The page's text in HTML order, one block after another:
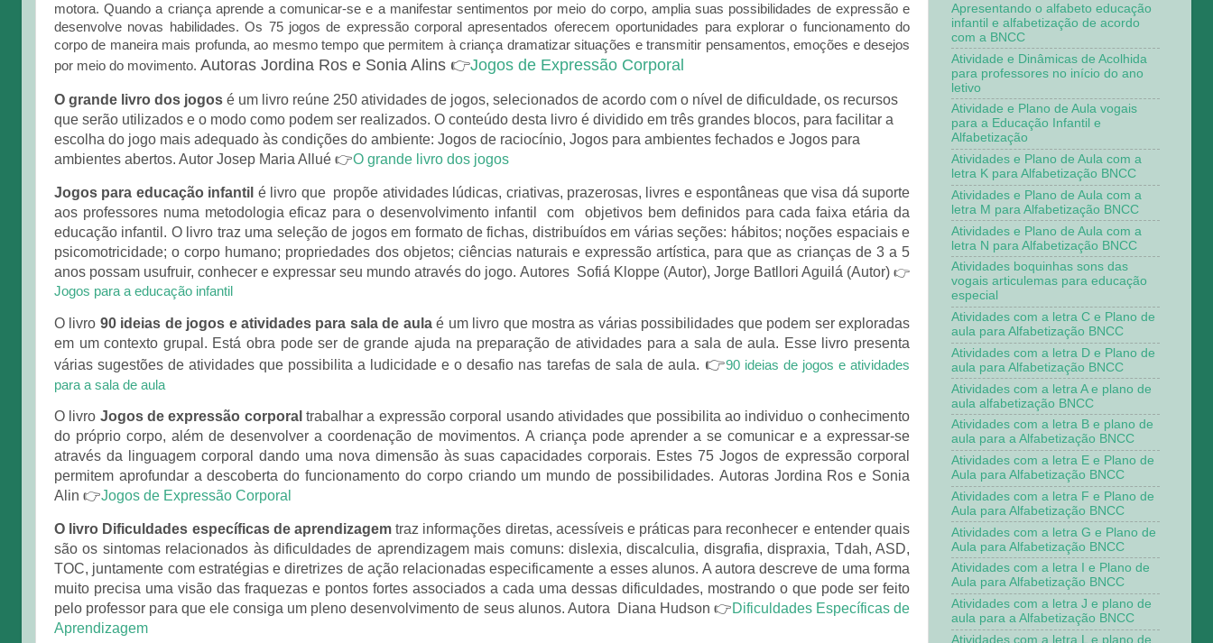
motora. Quando a criança aprende a comunicar-se e a manifestar sentimentos por meio do corpo, amplia suas possibilidades de expressão e
desenvolve novas habilidades. Os 75 jogos de expressão corporal apresentados oferecem oportunidades para explorar o funcionamento do
corpo de maneira mais profunda, ao mesmo tempo que permitem à criança dramatizar situações e transmitir pensamentos, emoções e desejos
por meio do movimento. Autoras Jordina Ros e Sonia Alins 👉Jogos de Expressão Corporal
O grande livro dos jogos é um livro reúne 250 atividades de jogos, selecionados de acordo com o nível de dificuldade, os recursos
que serão utilizados e o modo como podem ser realizados. O conteúdo desta livro é dividido em três grandes blocos, para facilitar a
escolha do jogo mais adequado às condições do ambiente: Jogos de raciocínio, Jogos para ambientes fechados e Jogos para
ambientes abertos. Autor Josep Maria Allué 👉O grande livro dos jogos
Jogos para educação infantil é livro que propõe atividades lúdicas, criativas, prazerosas, livres e espontâneas que visa dá suporte
aos professores numa metodologia eficaz para o desenvolvimento infantil com objetivos bem definidos para cada faixa etária da
educação infantil. O livro traz uma seleção de jogos em formato de fichas, distribuídos em várias seções: hábitos; noções espaciais e
psicomotricidade; o corpo humano; propriedades dos objetos; ciências naturais e expressão artística, para que as crianças de 3 a 5
anos possam usufruir, conhecer e expressar seu mundo através do jogo. Autores Sofiá Kloppe (Autor), Jorge Batllori Aguilá (Autor)👉
Jogos para a educação infantil
O livro 90 ideias de jogos e atividades para sala de aulaé um livro que mostra as várias possibilidades que podem ser exploradas
em um contexto grupal. Está obra pode ser de grande ajuda na preparação de atividades para a sala de aula. Esse livro presenta
várias sugestões de atividades que possibilita a ludicidade e o desafio nas tarefas de sala de aula. 👉90 ideias de jogos e atividades
para a sala de aula
O livro Jogos de expressão corporal trabalhar a expressão corporal usando atividades que possibilita ao individuo o conhecimento
do próprio corpo, além de desenvolver a coordenação de movimentos. A criança pode aprender a se comunicar e a expressar-se
através da linguagem corporal dando uma nova dimensão às suas capacidades corporais. Estes 75 Jogos de expressão corporal
permitem aprofundar a descoberta do funcionamento do corpo criando um mundo de possibilidades. Autoras Jordina Ros e Sonia
Alin 👉Jogos de Expressão Corporal
O livro Dificuldades específicas de aprendizagemtraz informações diretas, acessíveis e práticas para reconhecer e entender quais
são os sintomas relacionados às dificuldades de aprendizagem mais comuns: dislexia, discalculia, disgrafia, dispraxia, Tdah, ASD,
TOC, juntamente com estratégias e diretrizes de ação relacionadas especificamente a esses alunos. A autora descreve de uma forma
muito precisa uma visão das fraquezas e pontos fortes associados a cada uma dessas dificuldades, mostrando o que pode ser feito
pelo professor para que ele consiga um pleno desenvolvimento de seus alunos. Autora Diana Hudson 👉Dificuldades Específicas de
Aprendizagem
Apresentando o alfabeto educação
infantil e alfabetização de acordo
com a BNCC
Atividade e Dinâmicas de Acolhida
para professores no início do ano
letivo
Atividade e Plano de Aula vogais
para a Educação Infantil e
Alfabetização
Atividades e Plano de Aula com a
letra K para Alfabetização BNCC
Atividades e Plano de Aula com a
letra M para Alfabetização BNCC
Atividades e Plano de Aula com a
letra N para Alfabetização BNCC
Atividades boquinhas sons das
vogais articulemas para educação
especial
Atividades com a letra C e Plano de
aula para Alfabetização BNCC
Atividades com a letra D e Plano de
aula para Alfabetização BNCC
Atividades com a letra A e plano de
aula alfabetização BNCC
Atividades com a letra B e plano de
aula para a Alfabetização BNCC
Atividades com a letra E e Plano de
Aula para Alfabetização BNCC
Atividades com a letra F e Plano de
Aula para Alfabetização BNCC
Atividades com a letra G e Plano de
Aula para Alfabetização BNCC
Atividades com a letra I e Plano de
Aula para Alfabetização BNCC
Atividades com a letra J e plano de
aula para a Alfabetização BNCC
Atividades com a letra L e plano de